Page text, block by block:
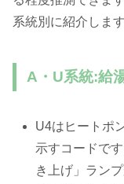
系統別に紹介します
A・U系統:給
U4はヒートポ
示すコードで
き上げ」ラン